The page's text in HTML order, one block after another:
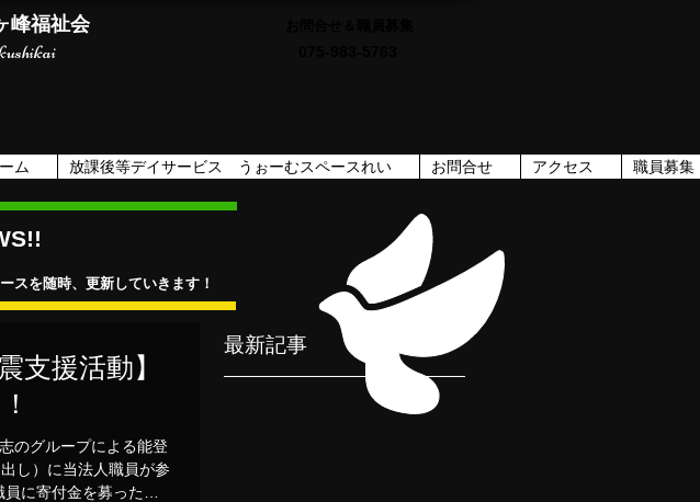
峰福祉会
ム 放課後等デイサービス うぉーむスペースれい お問合せ アクセス 職員募集
支援活動】
のグループによる能登
し）に当法人職員が参
に寄付金を募ったと
最新記事
を随時、更新していきます！